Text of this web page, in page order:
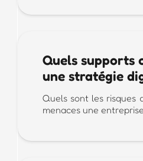
Quels supports
une stratégie
Quels sont les risques
menaces une